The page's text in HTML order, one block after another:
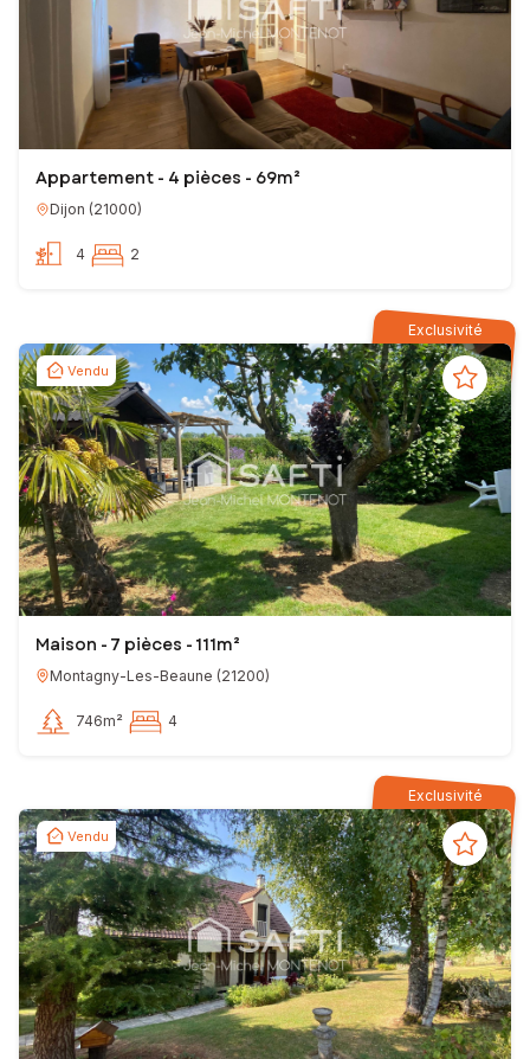
Appartement - 4 pièces - 69m²
Dijon (21000)
4 2
Exclusivité
Vendu
Maison - 7 pièces - 111m²
Montagny-Les-Beaune (21200)
746m² 4
Exclusivité
Vendu